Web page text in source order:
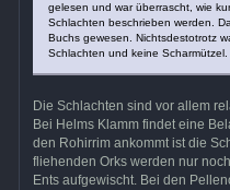
gelesen und war überrascht, wie
Schlachten beschrieben werden.
Buchs gewesen. Nichtsdestotrotz
Schlachten und keine Scharmützel.
Die Schlachten sind vor allem
Bei Helms Klamm findet eine
den Rohirrim ankommt ist die
fliehenden Orks werden nur
Ents aufgewischt. Bei den